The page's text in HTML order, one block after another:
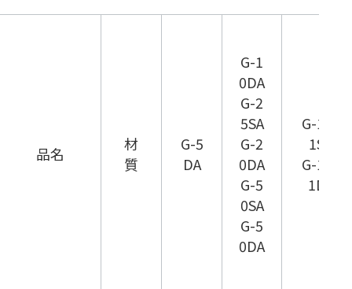
品名
材
質
G-5
DA
G-1
0DA
G-2
5SA
G-2
0DA
G-5
0SA
G-5
0DA
G-10
1S
G-10
1D